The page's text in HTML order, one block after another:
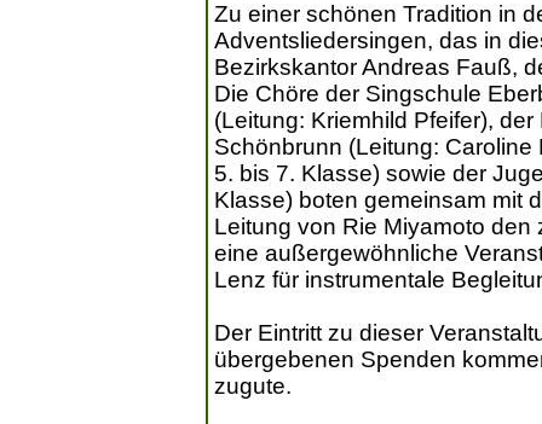
Zu einer schönen Tradition in
Adventsliedersingen, das in
Bezirkskantor Andreas Fauß,
Die Chöre der Singschule
(Leitung: Kriemhild Pfeifer),
Schönbrunn (Leitung: Caroline
5. bis 7. Klasse) sowie der
Klasse) boten gemeinsam mit
Leitung von Rie Miyamoto
eine außergewöhnliche
Lenz für instrumentale
Der Eintritt zu dieser
übergebenen Spenden
zugute.